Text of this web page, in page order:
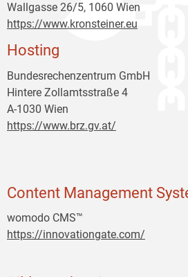
Wallgasse 26/5, 1060 Wien
https://www.kronsteiner.eu
Hosting
Bundesrechenzentrum GmbH
Hintere Zollamtsstraße 4
A-1030 Wien
https://www.brz.gv.at/
Content Management
womodo CMS™
https://innovationgate.com/